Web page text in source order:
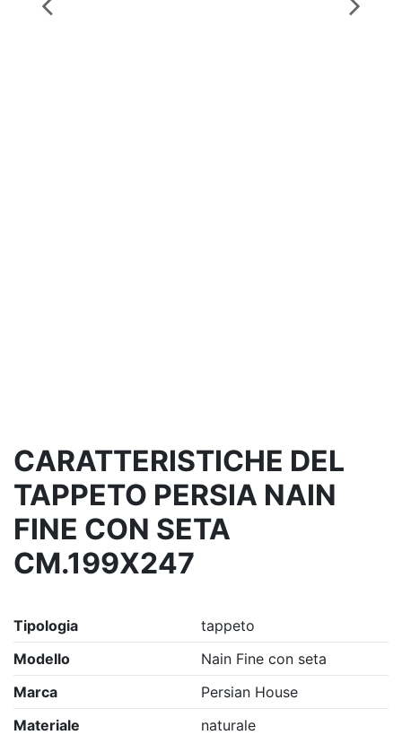
CARATTERISTICHE DEL
TAPPETO PERSIA NAIN
FINE CON SETA
CM.199X247
Tipologia
tappeto
Modello
Nain Fine con seta
Marca
Persian House
Materiale
naturale